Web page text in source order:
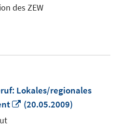
des ZEW
Lokales/regionales
In
(20.05.2009)